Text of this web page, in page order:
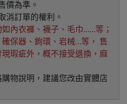
價為準。
消訂單的權利。
內衣褲、襪子、毛巾......等；
保器、鉤環、岩械...等， 售
瑕疵外，概不接受退換，麻
物說明，建議您改由實體店